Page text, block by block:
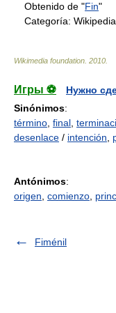
Obtenido de "Fin"
Categoría:
Wikimedia foundation 2010
Игры ⚽
Нужно
Sinónimos:
término final
desenlace / intención
Antónimos:
origen comienzo
Fiménil